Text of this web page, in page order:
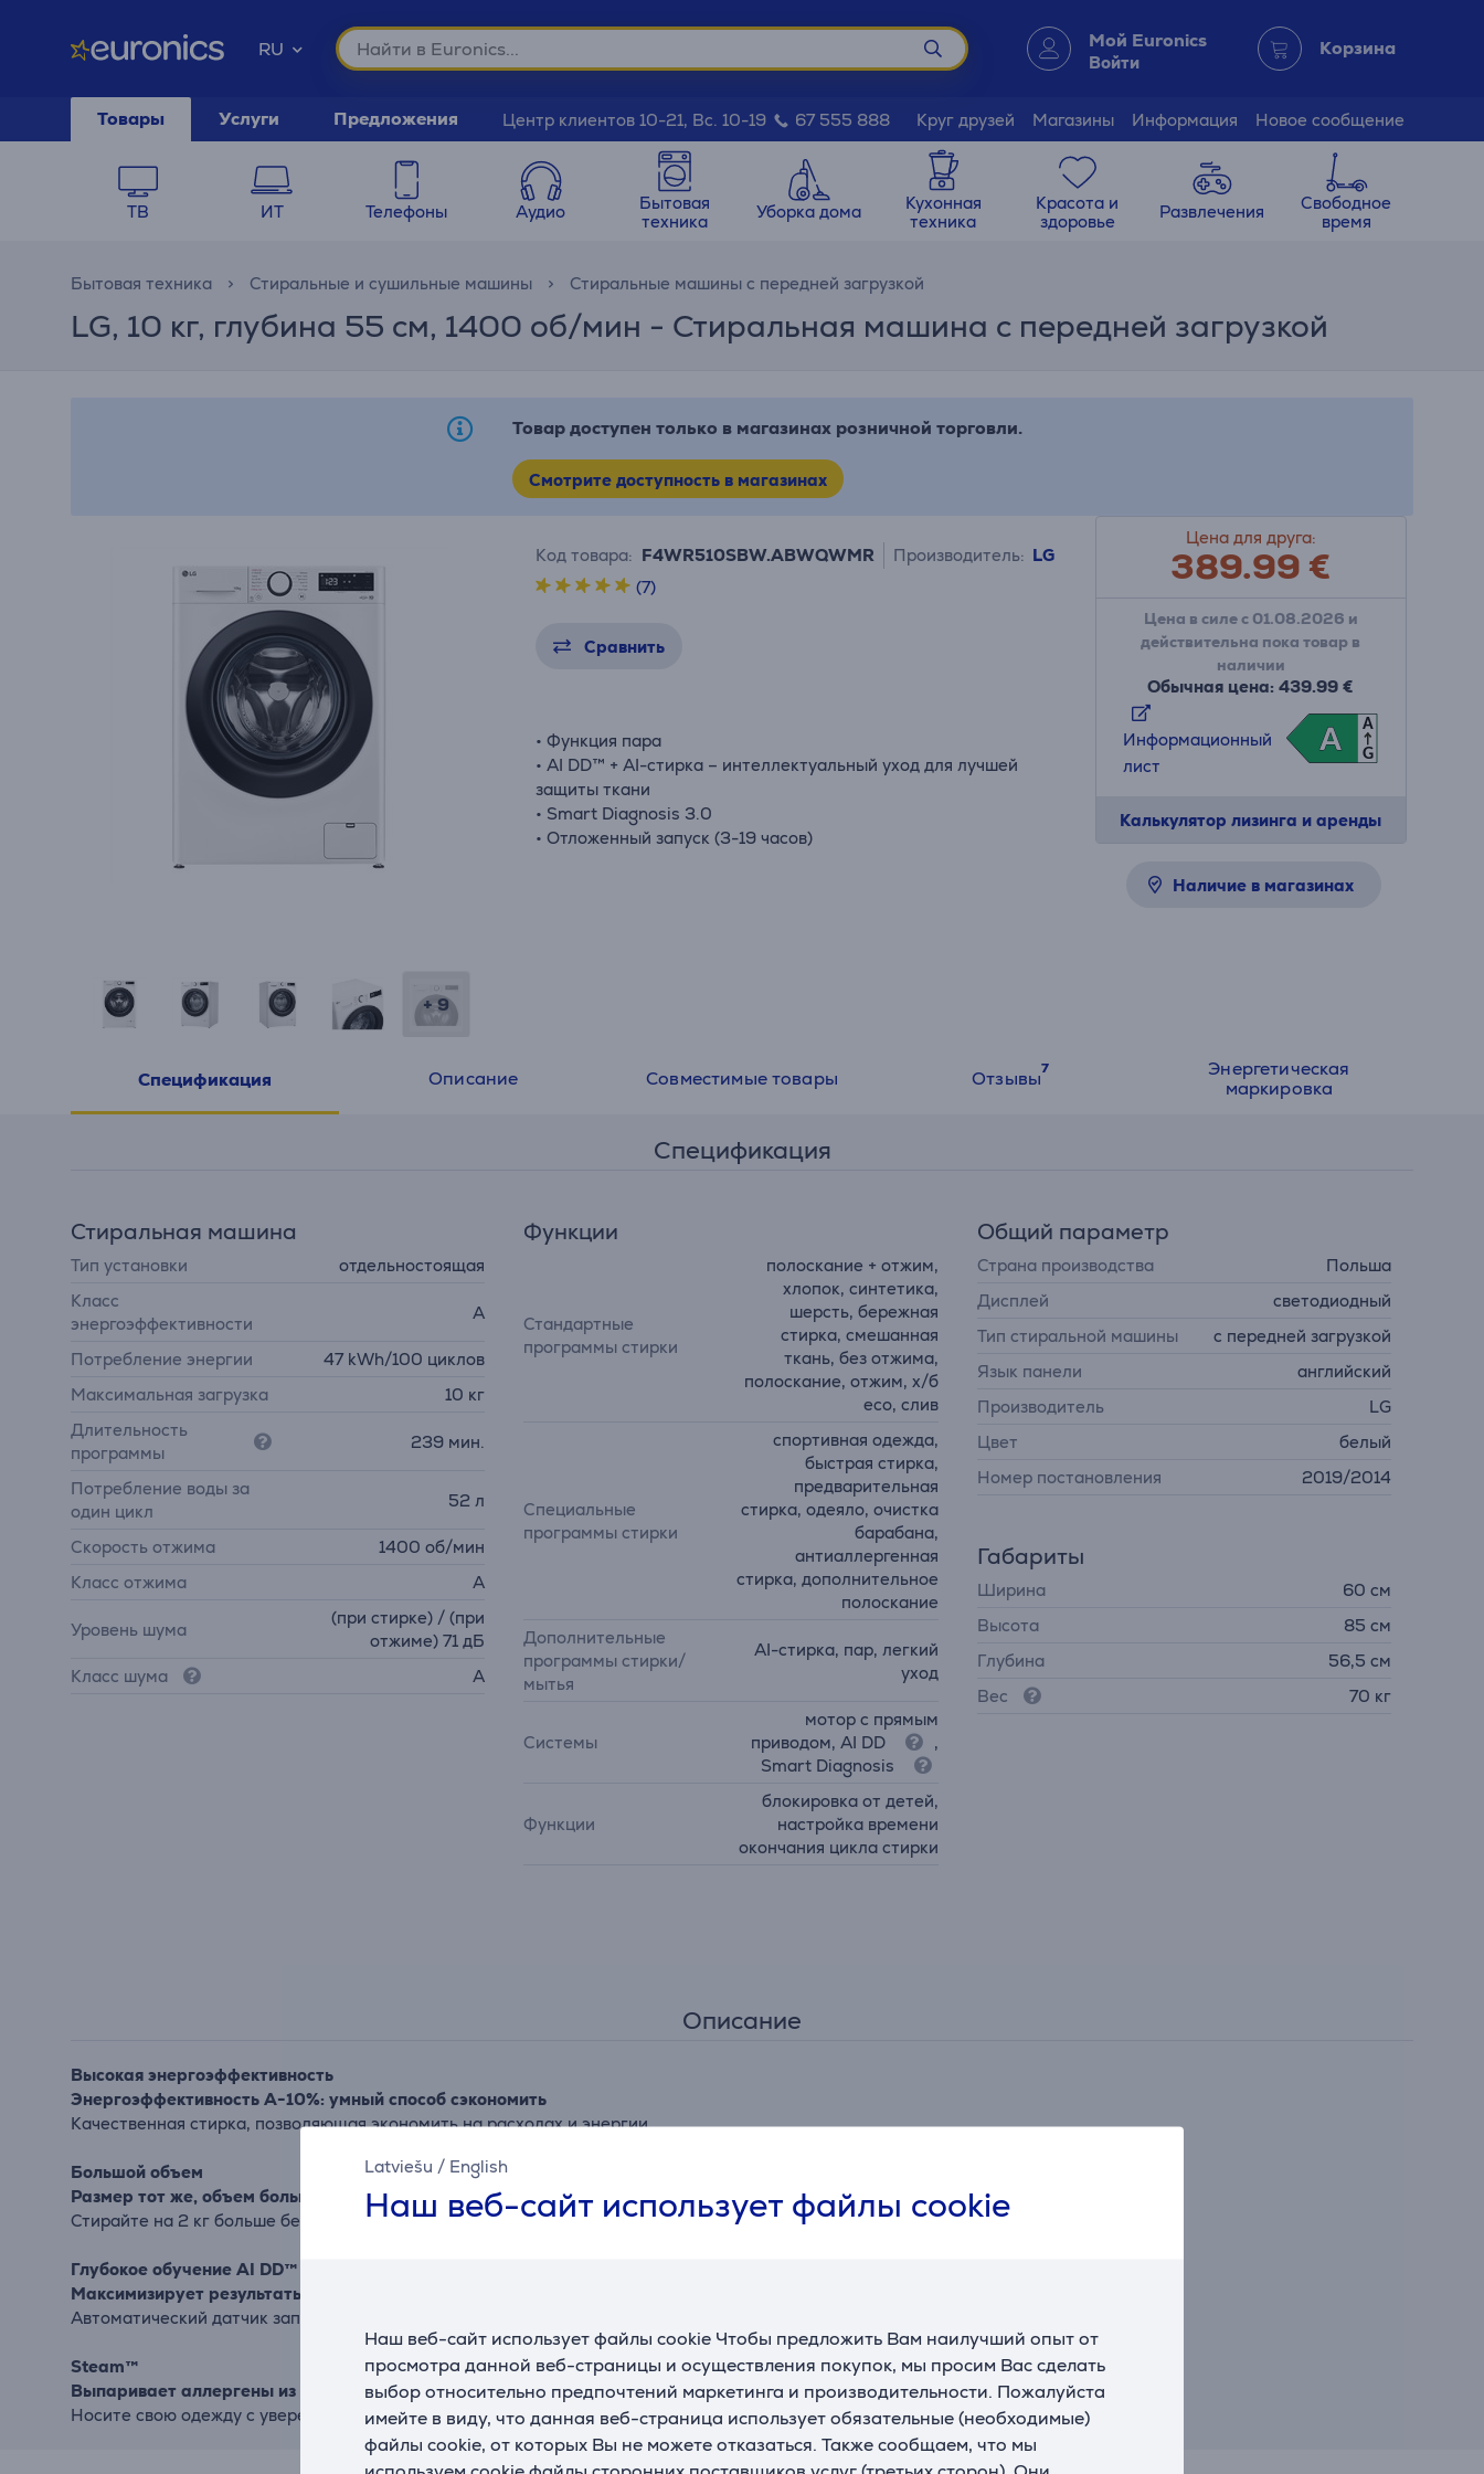
Latviešu / English
Наш веб-сайт использует файлы cookie
Наш веб-сайт использует файлы cookie Чтобы предложить Вам наилучший опыт от
просмотра данной веб-страницы и осуществления покупок, мы просим Вас сделать
выбор относительно предпочтений маркетинга и производительности. Пожалуйста
имейте в виду, что данная веб-страница использует обязательные (необходимые)
файлы cookie, от которых Вы не можете отказаться. Также сообщаем, что мы
RU Мой Euronics
Войти
Корзина
Товары Услуги Предложения Центр клиентов 10-21, Вс. 10-19 67 555 888 Круг друзей Магазины Информация Новое сообщение
ТВ ИТ Телефоны Аудио
Бытовая
техника
Уборка дома
Кухонная
техника
Красота и
здоровье
Развлечения
Свободное
время
Бытовая техника Стиральные и сушильные машины Стиральные машины с передней загрузкой
LG, 10 кг, глубина 55 см, 1400 об/мин - Стиральная машина с передней загрузкой
Товар доступен только в магазинах розничной торговли.
Смотрите доступность в магазинах
+ 9
Код товара: F4WR510SBW.ABWQWMR Производитель: LG
(7)
Сравнить
• Функция пара
• AI DD™ + AI-стирка – интеллектуальный уход для лучшей
защиты ткани
• Smart Diagnosis 3.0
• Отложенный запуск (3-19 часов)
Цена для друга:
389.99€
Цена в силе с 01.08.2026 и
действительна пока товар в
наличии
Обычная цена: 439.99 €
Информационный
лист
A
A A
G
Калькулятор лизинга и аренды
Наличие в магазинах
Спецификация Описание Совместимые товары Отзывы
Энергетическая
маркировка
Спецификация
Стиральная машина
Тип установки
отдельностоящая
Класс
энергоэффективности
A
Потребление энергии
47 kWh/100 циклов
Максимальная загрузка
10 кг
Длительность
программы
239 мин.
Потребление воды за
один цикл
52 л
Скорость отжима
1400 об/мин
Класс отжима
A
Уровень шума
(при стирке) / (при
отжиме) 71 дБ
Класс шума
A
Функции
Стандартные
программы стирки
полоскание + отжим,
хлопок, синтетика,
шерсть, бережная
стирка, смешанная
ткань, без отжима,
полоскание, отжим, х/б
eco, слив
Специальные
программы стирки
спортивная одежда,
быстрая стирка,
предварительная
стирка, одеяло, очистка
барабана,
антиаллергенная
стирка, дополнительное
полоскание
Дополнительные
программы стирки/
мытья
AI-стирка, пар, легкий
уход
Системы
мотор с прямым
приводом, AI DD
,
Smart Diagnosis
Функции
блокировка от детей,
настройка времени
окончания цикла стирки
Общий параметр
Страна производства
Польша
Дисплей
светодиодный
Тип стиральной машины
с передней загрузкой
Язык панели
английский
Производитель
LG
Цвет
белый
Номер постановления
2019/2014
Габариты
Ширина
60 см
Высота
85 см
Глубина
56,5 см
Вес
70 кг
Описание
Высокая энергоэффективность
Энергоэффективность A-10%: умный способ сэкономить
Качественная стирка, позволяющая экономить на расходах и энергии.
Большой объем
Размер тот же, объем больше
Стирайте на 2 кг больше белья в стиральной машине того же размера, но с увеличенным барабаном.
Глубокое обучение AI DD™
Максимизирует результаты стирки и защищает Ваши вещи
Автоматический датчик запускает оптимальный режим стирки на основе веса и мягкости ткани.
Steam™
Выпаривает аллергены из Вашей одежды
Носите свою одежду с уверенностью, зная, что LG Steam™ уменьшает количество аллергенов.